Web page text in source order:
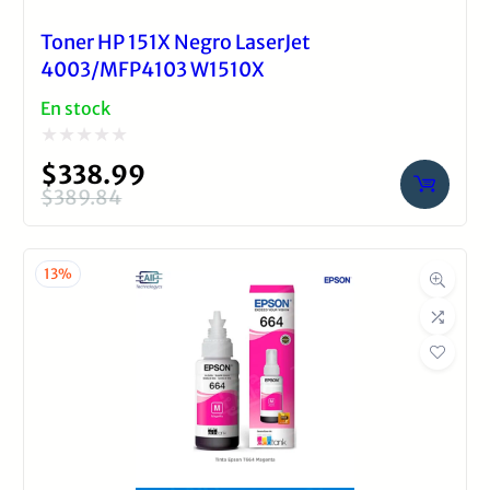
36.3 × 16.5 × 8.8 cm
Toner HP 151X Negro LaserJet
4003/MFP4103 W1510X
En stock
Valorado
con
de
5
$389.84
original
$338.99
actual
13%